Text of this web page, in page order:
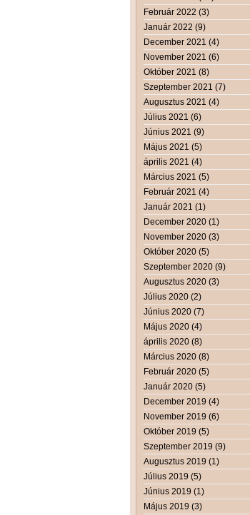
Február 2022 (3)
Január 2022 (9)
December 2021 (4)
November 2021 (6)
Október 2021 (8)
Szeptember 2021 (7)
Augusztus 2021 (4)
Július 2021 (6)
Június 2021 (9)
Május 2021 (5)
április 2021 (4)
Március 2021 (5)
Február 2021 (4)
Január 2021 (1)
December 2020 (1)
November 2020 (3)
Október 2020 (5)
Szeptember 2020 (9)
Augusztus 2020 (3)
Július 2020 (2)
Június 2020 (7)
Május 2020 (4)
április 2020 (8)
Március 2020 (8)
Február 2020 (5)
Január 2020 (5)
December 2019 (4)
November 2019 (6)
Október 2019 (5)
Szeptember 2019 (9)
Augusztus 2019 (1)
Július 2019 (5)
Június 2019 (1)
Május 2019 (3)